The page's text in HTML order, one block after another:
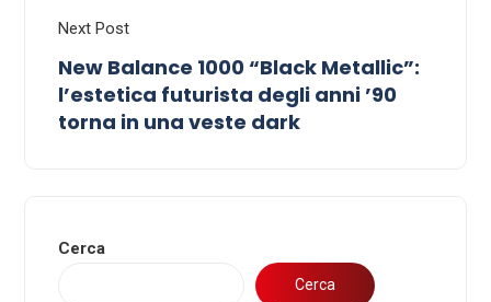
Next Post
New Balance 1000 “Black Metallic”:
l’estetica futurista degli anni ’90
torna in una veste dark
Cerca
Cerca